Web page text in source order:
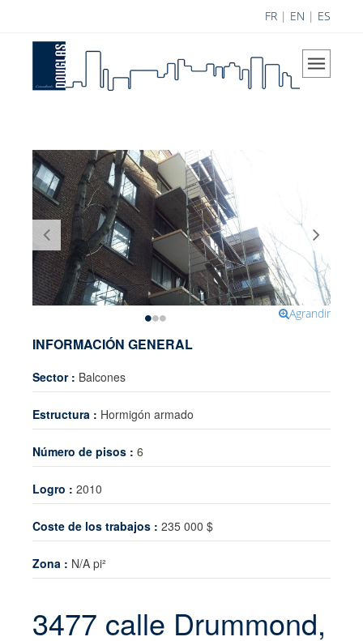
FR | EN | ES
La Compañía
Áreas de especialización
Histórico
Equipo Douglas
Carrera
Logros
Contribución a la ciencia
Contribuciones
Noticias
Contacto
Agrandir
INFORMACIÓN GENERAL
Sector : Balcones
Estructura : Hormigón armado
Número de pisos : 6
Logro : 2010
Coste de los trabajos : 235 000 $
Zona : N/A pi²
3477 calle Drummond,